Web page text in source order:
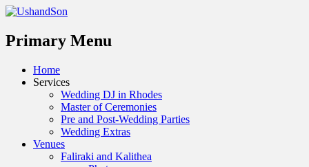
Menu
Primary Menu
Skip
Home
Services
Wedding DJ in Rhodes
Master of Ceremonies
Pre and Post-Wedding Parties
Wedding Extras
Venues
Faliraki and Kalithea